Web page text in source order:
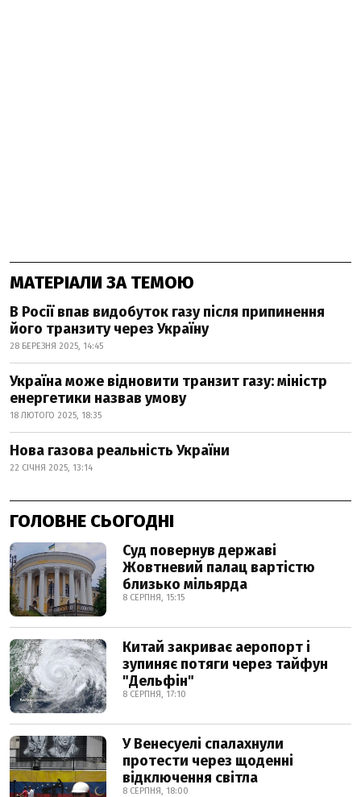
МАТЕРІАЛИ ЗА ТЕМОЮ
В Росії впав видобуток газу після припинення
його транзиту через Україну
28 БЕРЕЗНЯ 2025, 14:45
Україна може відновити транзит газу: міністр
енергетики назвав умову
18 ЛЮТОГО 2025, 18:35
Нова газова реальність України
22 СІЧНЯ 2025, 13:14
ГОЛОВНЕ СЬОГОДНІ
Суд повернув державі
Жовтневий палац вартістю
близько мільярда
8 СЕРПНЯ, 15:15
Китай закриває аеропорт і
зупиняє потяги через тайфун
"Дельфін"
8 СЕРПНЯ, 17:10
У Венесуелі спалахнули
протести через щоденні
відключення світла
8 СЕРПНЯ, 18:00